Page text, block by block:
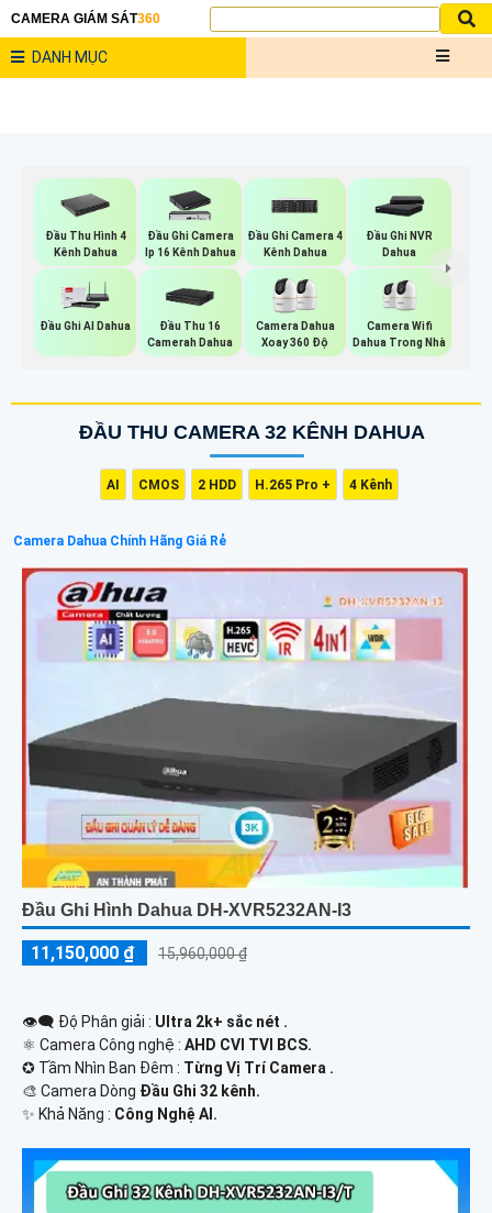
CAMERA GIÁM SÁT360
DANH MỤC
Đầu Thu Hình 4
Kênh Dahua
Đầu Ghi Camera
Ip 16 Kênh Dahua
Đầu Ghi Camera 4
Kênh Dahua
Đầu Ghi NVR
Dahua
Đầu Ghi AI Dahua
Đầu Thu 16
Camerah Dahua
Camera Dahua
Xoay 360 Độ
Camera Wifi
Dahua Trong Nhà
ĐẦU THU CAMERA 32 KÊNH DAHUA
AI CMOS 2 HDD H.265 Pro + 4 Kênh
Camera Dahua Chính Hãng Giá Rẻ
Đầu Ghi Hình Dahua DH-XVR5232AN-I3
11,150,000 ₫ 15,960,000 ₫
👁️‍🗨 Độ Phân giải : Ultra 2k+ sắc nét .
⚛️ Camera Công nghệ : AHD CVI TVI BCS.
✪ Tầm Nhìn Ban Đêm : Từng Vị Trí Camera .
🎨 Camera Dòng Đầu Ghi 32 kênh.
️✨ Khả Năng : Công Nghệ AI.